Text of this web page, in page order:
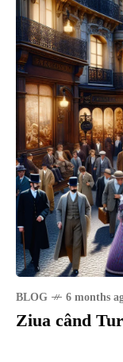
BLOG 6 months
Ziua când